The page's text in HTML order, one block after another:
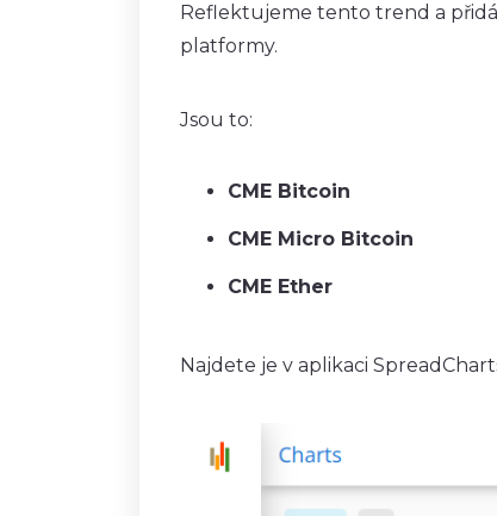
Reflektujeme tento trend a
platformy.
Jsou to:
CME Bitcoin
CME Micro Bitcoin
CME Ether
Najdete je v aplikaci